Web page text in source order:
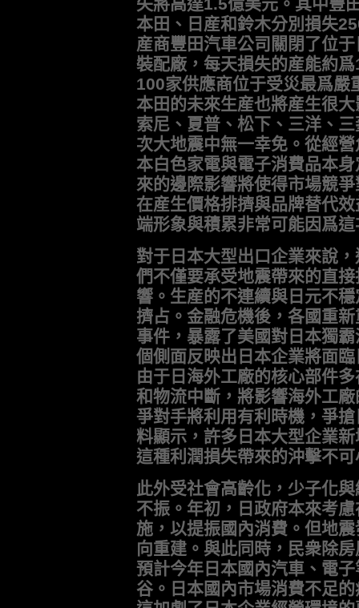
本田、日産和鈴木分別損失
産商豐田汽車公司關閉了位
裝配廠，每天損失的産能約
100家供應商位于受災最爲嚴
本田的未來生産也將産生很
索尼、夏普、松下、三洋、
次大地震中無一幸免。從經
本白色家電與電子消費品本
來的邊際影響將使得市場競
在産生價格排擠與品牌替代
端形象與積累非常可能因爲
對于日本大型出口企業來說
們不僅要承受地震帶來的直
響。生産的不連續與日元不
擠占。金融危機後，各國重
事件，暴露了美國對日本獨
個側面反映出日本企業將面
由于日海外工廠的核心部件
和物流中斷，將影響海外工
爭對手將利用有利時機，爭
料顯示，許多日本大型企業
這種利潤損失帶來的沖擊不
此外受社會高齡化，少子化
不振。年初，日政府本來考
施，以提振國內消費。但地
向重建。與此同時，民衆除
預計今年日本國內汽車、電
谷。日本國內市場消費不足